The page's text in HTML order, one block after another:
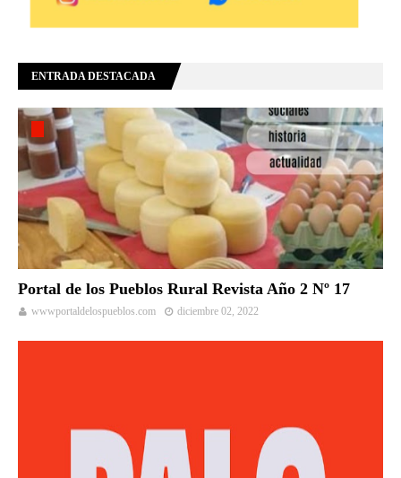
ENTRADA DESTACADA
Portal de los Pueblos Rural Revista Año 2 Nº 17
wwwportaldelospueblos.com diciembre 02, 2022